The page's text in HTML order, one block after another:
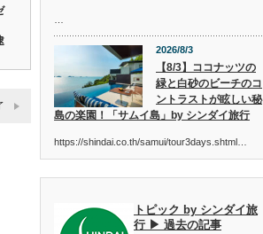
2026/8/3
【8/3】ココナッツの
緑と白砂のビーチのコ
ントラストが眩しい秘
島の楽園！「サムイ島」by シンダイ旅行
https://shindai.co.th/samui/tour3days.shtml…
トピック by シンダイ旅
行 ▶ 過去の記事